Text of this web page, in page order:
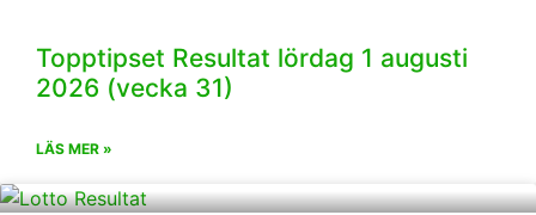
Topptipset Resultat lördag 1 augusti
2026 (vecka 31)
LÄS MER »